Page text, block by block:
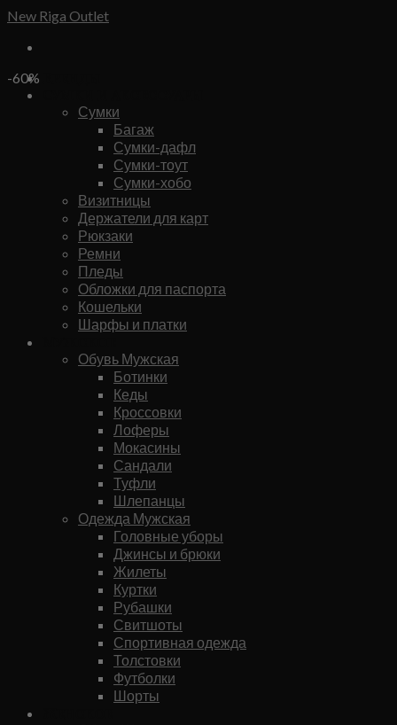
Skip
content
New Riga Outlet
Сумки
Багаж
Сумки-дафл
Сумки-тоут
Сумки-хобо
Визитницы
Держатели для карт
Рюкзаки
Ремни
Пледы
Обложки для паспорта
Кошельки
Шарфы и платки
Обувь Мужская
Ботинки
Кеды
Кроссовки
Лоферы
Мокасины
Сандали
Туфли
Шлепанцы
Одежда Мужская
Головные уборы
Джинсы и брюки
Жилеты
Куртки
Рубашки
Свитшоты
Спортивная одежда
Толстовки
Футболки
Шорты
-60%